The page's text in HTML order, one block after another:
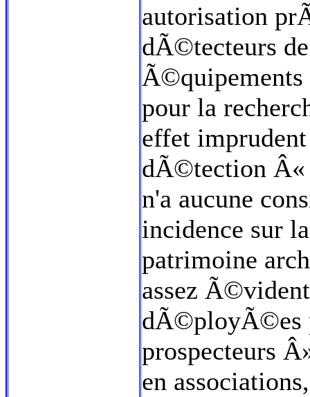
autorisation
dÃ©tecteurs
pour la
effet
dÃ©tection Â«
n'a aucune
incidence sur
patrimoine
assez
dÃ©ployÃ©es
prospecteurs
en